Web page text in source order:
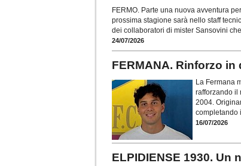
FERMO. Parte una nuova avventura
prossima stagione sarà nello staff
dei collaboratori di mister Sansovini
24/07/2026
FERMANA. Rinforzo
La Fermana
rafforzando il
2004.
completando
16/07/2026
ELPIDIENSE 1930.